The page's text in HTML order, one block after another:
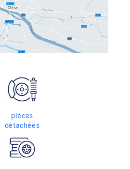
pièces
détachées